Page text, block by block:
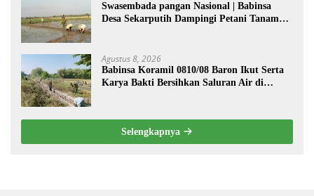
Swasembada pangan Nasional | Babinsa
Desa Sekarputih Dampingi Petani Tanam
Agustus 8, 2026
Babinsa Koramil 0810/08 Baron Ikut Serta
Karya Bakti Bersihkan Saluran Air di
Selengkapnya